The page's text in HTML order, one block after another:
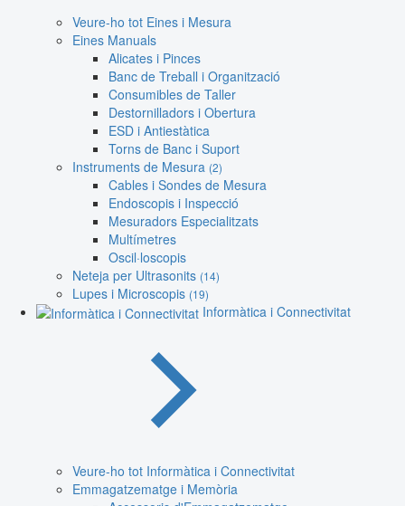
Veure-ho tot Eines i Mesura
Eines Manuals
Alicates i Pinces
Banc de Treball i Organització
Consumibles de Taller
Destornilladors i Obertura
ESD i Antiestàtica
Torns de Banc i Suport
Instruments de Mesura (2)
Cables i Sondes de Mesura
Endoscopis i Inspecció
Mesuradors Especialitzats
Multímetres
Oscil·loscopis
Neteja per Ultrasonits (14)
Lupes i Microscopis (19)
Informàtica i Connectivitat
Veure-ho tot Informàtica i Connectivitat
Emmagatzematge i Memòria